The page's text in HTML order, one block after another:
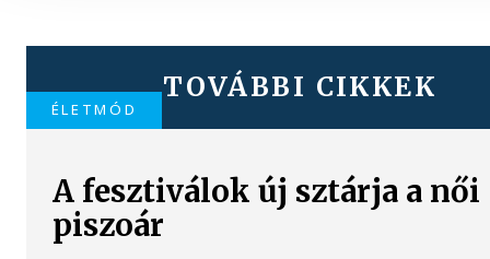
TOVÁBBI CIKKEK
ÉLETMÓD
A fesztiválok új sztárja a női
piszoár